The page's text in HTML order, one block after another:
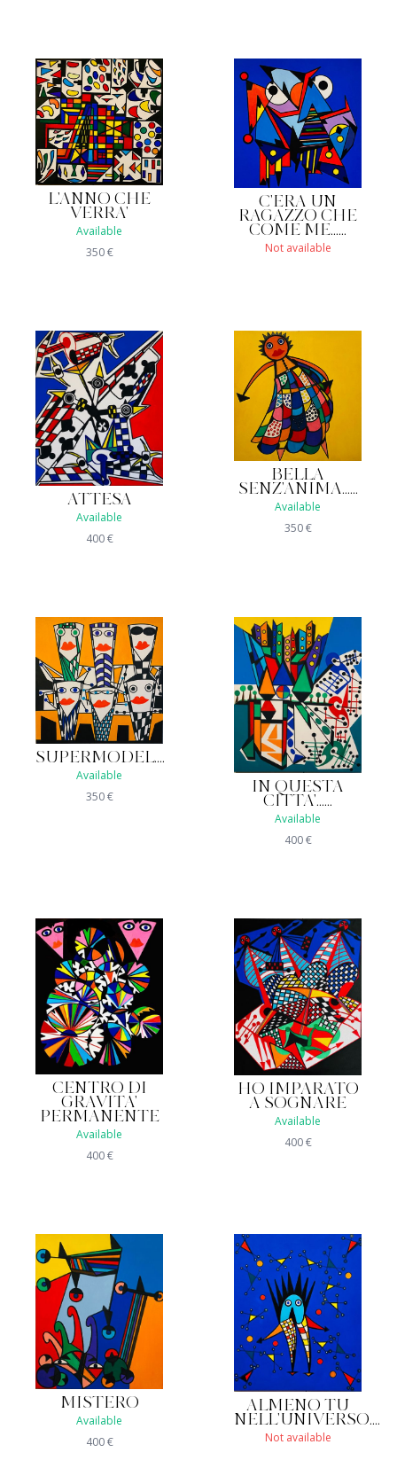
L'ANNO CHE
VERRA'
Available
350€
C'ERA UN
RAGAZZO CHE
COME ME......
Not available
ATTESA
Available
400€
BELLA
SENZ'ANIMA......
Available
350€
SUPERMODEL....
Available
350€
IN QUESTA
CITTA'......
Available
400€
CENTRO DI
GRAVITA'
PERMANENTE
Available
400€
HO IMPARATO
A SOGNARE
Available
400€
MISTERO
Available
400€
ALMENO TU
NELL'UNIVERSO....
Not available